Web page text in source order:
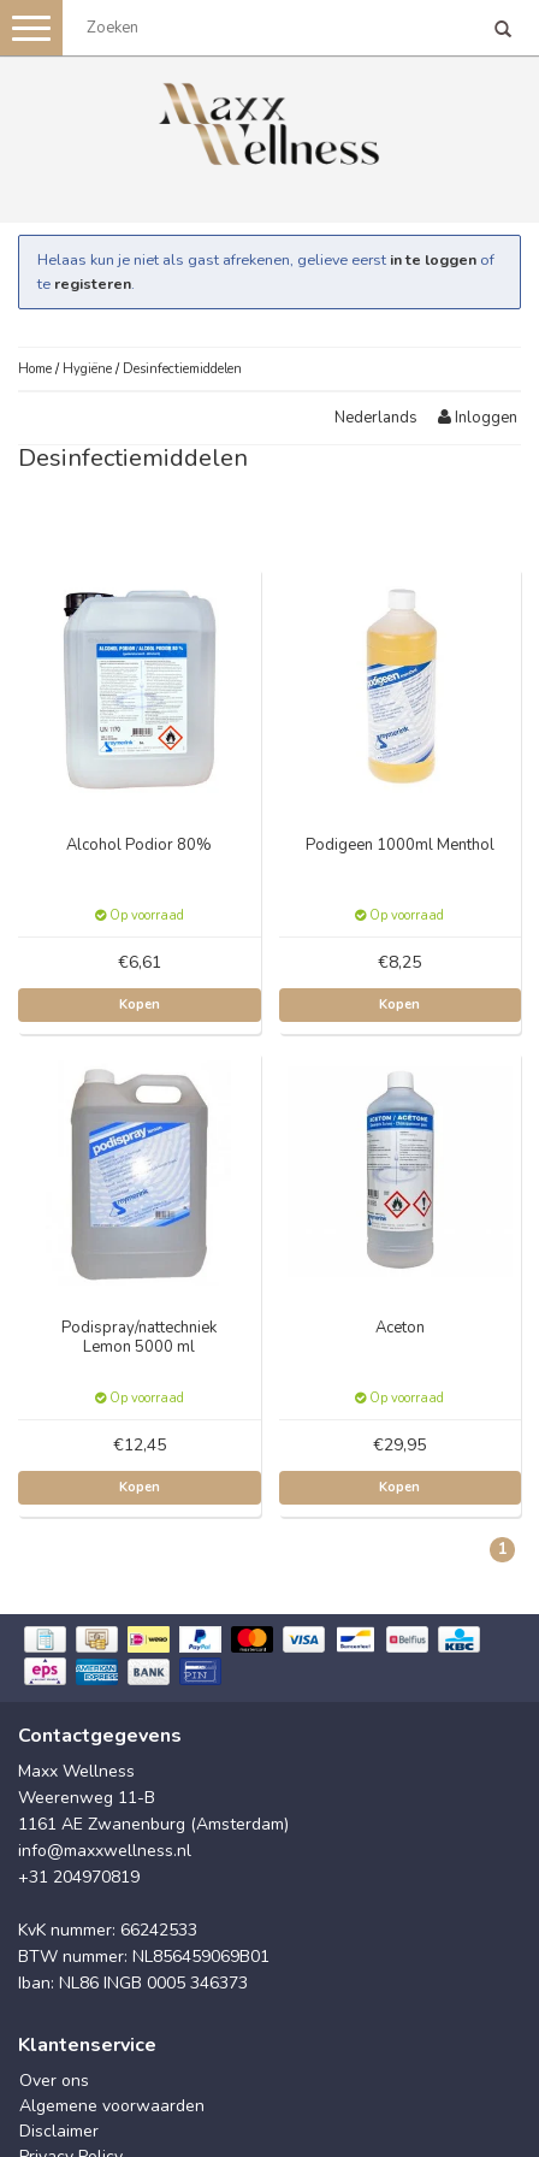
Toggle
navigation
Helaas kun je niet als gast afrekenen, gelieve eerst in te loggen of
te registeren.
Home / Hygiëne / Desinfectiemiddelen
Nederlands Inloggen
Desinfectiemiddelen
Alcohol Podior 80%
Op voorraad
€6,61
Kopen
Podigeen 1000ml Menthol
Op voorraad
€8,25
Kopen
Podispray/nattechniek
Lemon 5000 ml
Op voorraad
€12,45
Kopen
Aceton
Op voorraad
€29,95
Kopen
1
Contactgegevens
Maxx Wellness
Weerenweg 11-B
1161 AE Zwanenburg (Amsterdam)
info@maxxwellness.nl
+31 204970819
KvK nummer: 66242533
BTW nummer: NL856459069B01
Iban: NL86 INGB 0005 346373
Klantenservice
Over ons
Algemene voorwaarden
Disclaimer